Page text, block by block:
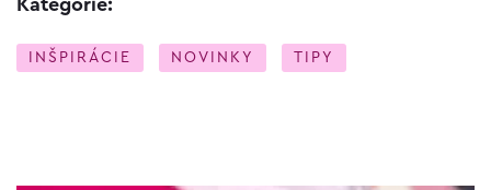
Kategórie:
INŠPIRÁCIE NOVINKY TIPY